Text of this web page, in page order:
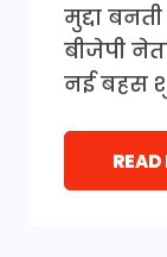
मुद्दा
बीजेपी
नई बहस
READ